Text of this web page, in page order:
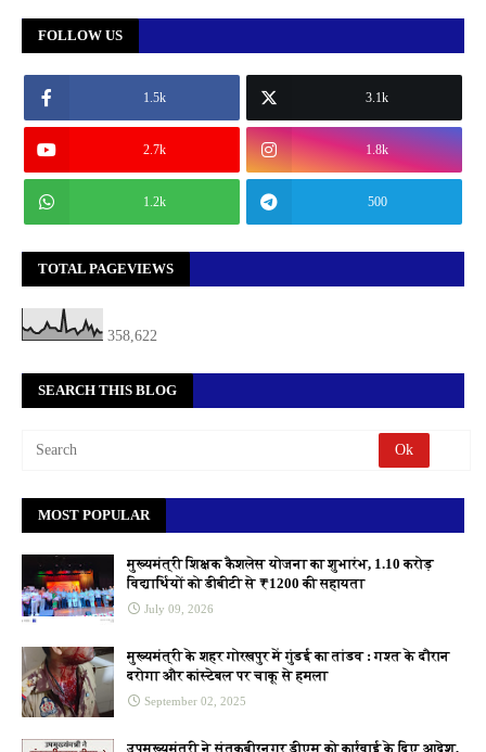
FOLLOW US
1.5k 3.1k
2.7k 1.8k
1.2k 500
TOTAL PAGEVIEWS
358,622
SEARCH THIS BLOG
MOST POPULAR
मुख्यमंत्री शिक्षक कैशलेस योजना का शुभारंभ, 1.10 करोड़
विद्यार्थियों को डीबीटी से ₹1200 की सहायता
July 09, 2026
मुख्यमंत्री के शहर गोरखपुर में गुंडई का तांडव : गश्त के दौरान
दरोगा और कांस्टेबल पर चाकू से हमला
September 02, 2025
उपमुख्यमंत्री ने संतकबीरनगर डीएम को कार्रवाई के दिए आदेश,